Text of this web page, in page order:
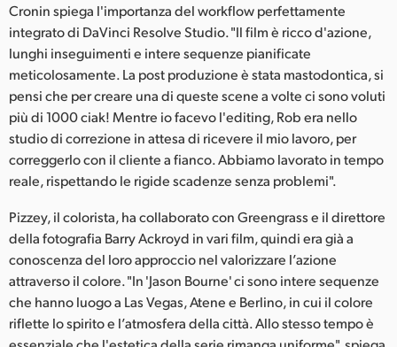
UAE
Ukraine
United Kingdom
United States
Cronin spiega l'importanza del workflow perfettamente
integrato di DaVinci Resolve Studio. "Il film è ricco d'azione,
lunghi inseguimenti e intere sequenze pianificate
meticolosamente. La post produzione è stata mastodontica, si
pensi che per creare una di queste scene a volte ci sono voluti
più di 1000 ciak! Mentre io facevo l'editing, Rob era nello
studio di correzione in attesa di ricevere il mio lavoro, per
correggerlo con il cliente a fianco. Abbiamo lavorato in tempo
reale, rispettando le rigide scadenze senza problemi".
Pizzey, il colorista, ha collaborato con Greengrass e il direttore
della fotografia Barry Ackroyd in vari film, quindi era già a
conoscenza del loro approccio nel valorizzare l’azione
attraverso il colore. "In 'Jason Bourne' ci sono intere sequenze
che hanno luogo a Las Vegas, Atene e Berlino, in cui il colore
riflette lo spirito e l’atmosfera della città. Allo stesso tempo è